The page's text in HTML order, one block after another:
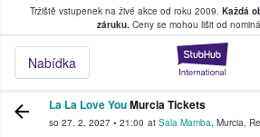
Tržiště vstupenek na živé akce od roku 2009. Každá
záruku.Ceny se mohou lišit od
Nabídka
kde fanoušci kupují a
La La Love YouMurcia Tickets
so 27. 2. 2027 • 21:00 at Sala Mamba, Murcia,